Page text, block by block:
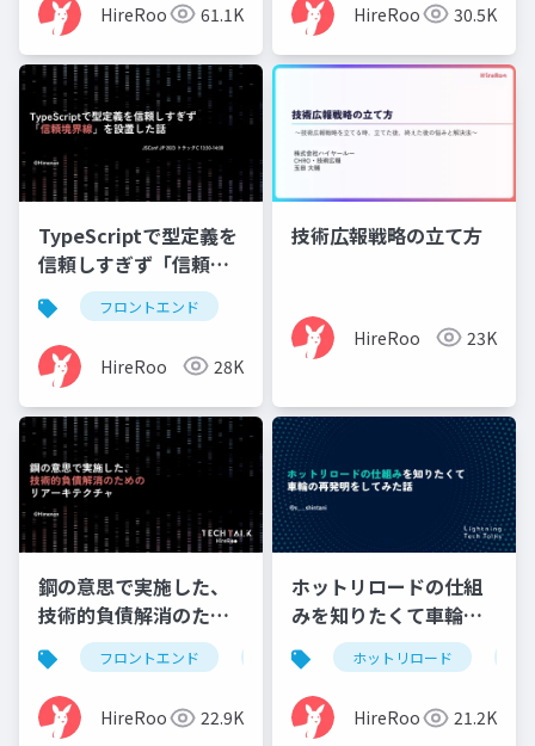
HireRoo 61.1K HireRoo 30.5K
TypeScriptで型定義を
信頼しすぎず「信頼境
界線」を設置した話
フロントエンド
HireRoo 28K
技術広報戦略の立て方
HireRoo 23K
鋼の意思で実施した、
技術的負債解消のため
のリアーキテクチャ
フロントエンド モノレポ snapshotテスト
HireRoo 22.9K
ホットリロードの仕組
みを知りたくて車輪の
再発明をしてみた話
ホットリロード
HireRoo 21.2K